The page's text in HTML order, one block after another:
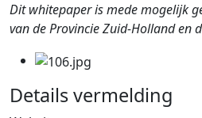
Dit whitepaper is mede mogelijk
van de Provincie Zuid-Holland en
Details vermelding